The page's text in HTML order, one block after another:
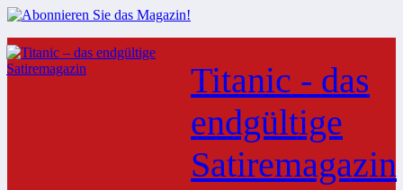
Zum
Inhalt
springen
Titanic - das
endgültige
Satiremagazin